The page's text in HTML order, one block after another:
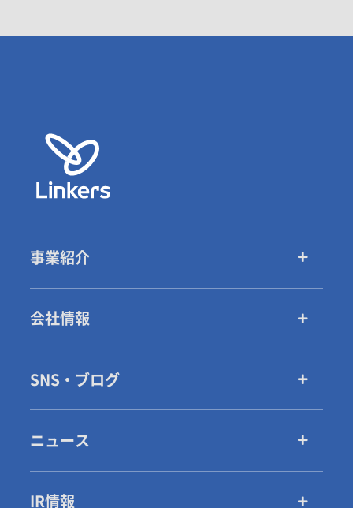
事業紹介
会社情報
SNS・ブログ
ニュース
IR情報